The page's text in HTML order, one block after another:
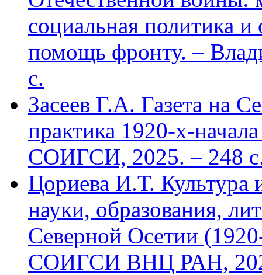
социальная политика
помощь фронту. –
с.
Засеев Г.А. Газета на
практика 1920-х-
СОИГСИ, 2025. – 248
Цориева И.Т. Культура
науки, образования,
Северной Осетии
СОИГСИ ВНЦ РАН,